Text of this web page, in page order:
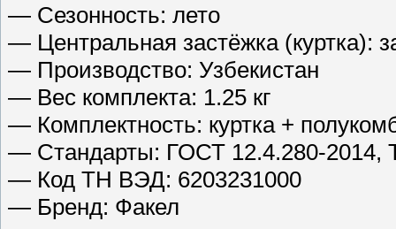
— Сезонность: лето
— Центральная застёжка (куртка):
— Производство: Узбекистан
— Вес комплекта: 1.25 кг
— Комплектность: куртка +
— Стандарты: ГОСТ 12.4.280-2014,
— Код ТН ВЭД: 6203231000
— Бренд: Факел